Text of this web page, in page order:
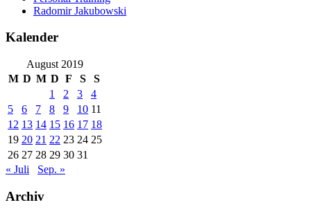
Radomir Jakubowski
Kalender
August 2019
M D M D F S
S
1
2 3
4
5
6 7 8 9 10 11
12 13 14 15 16 17 18
19 20 21 22 23 24 25
26 27 28 29 30 31
« Juli
Sep. »
Archiv